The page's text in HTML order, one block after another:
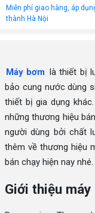
Miễn phí giao hàng, áp
thành Hà Nội
Máy bơm là thiết bị
bảo cung nước dùng
thiết bị gia dụng khác.
những thương hiệu
người dùng bởi chất
thêm về thương hiệu
bán chạy hiện nay nhé.
Giới thiệu